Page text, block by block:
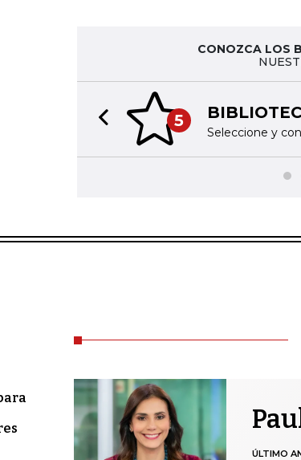
CONOZCA LOS
5
Seleccione y
Previous slide
ÚLTIMO